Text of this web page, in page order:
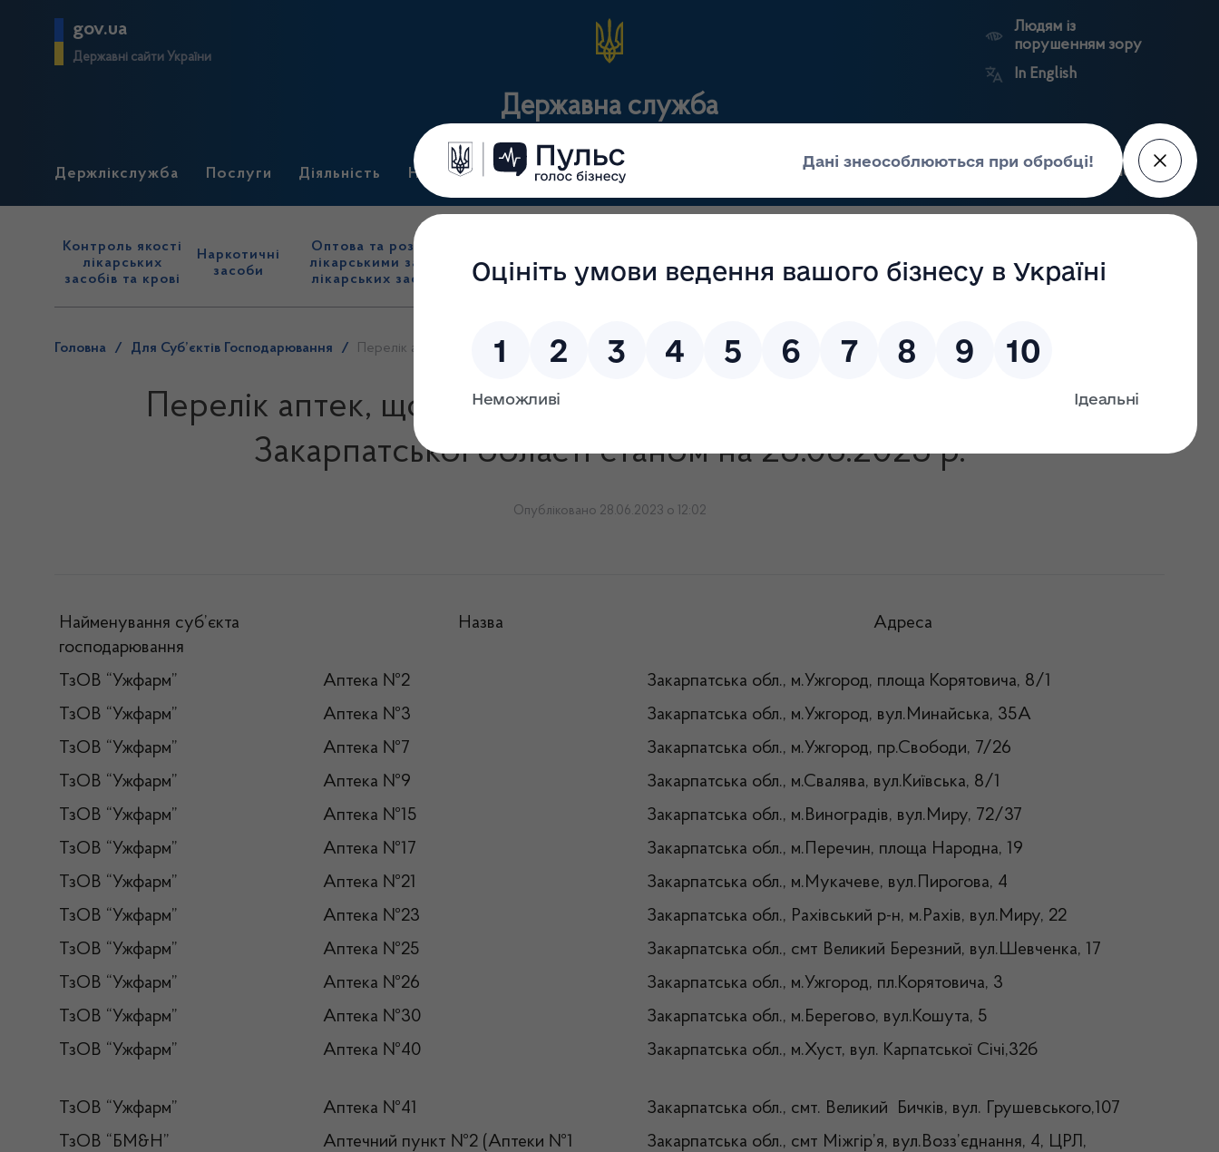
gov.ua
Державні сайти України
Державна служба
Людям із
порушенням зору
In English
Держлікслужба Послуги Діяльність Нормативні документи Для громадськості Прес-центр Пошук
Контроль якості
лікарських
засобів та крові
Наркотичні
засоби
Оптова та роздрібна торгівля
лікарськими засобами, імпорт
лікарських засобів (крім АФІ)
нагляд
(контроль)
засобів, крові та
сертифікація
нагляд
реєстри
портал
Держлікслужби
Головна / Для Суб’єктів Господарювання / Перелік аптек, що здійснюють відпуск інсуліну на території Закарпатської області станом на 28.06.2023 р.
Перелік аптек, що здійснюють відпуск інсуліну на території
Закарпатської області станом на 28.06.2023 р.
Опубліковано 28.06.2023 о 12:02
Найменування суб’єкта
господарювання
Назва Адреса
ТзОВ “Ужфарм” Аптека №2
Закарпатська обл., м.Ужгород, площа Корятовича, 8/1
ТзОВ “Ужфарм”
Аптека №3
Закарпатська обл., м.Ужгород, вул.Минайська, 35А
ТзОВ “Ужфарм”
Аптека №7
Закарпатська обл., м.Ужгород, пр.Свободи, 7/26
ТзОВ “Ужфарм”
Аптека №9
Закарпатська обл., м.Свалява, вул.Київська, 8/1
ТзОВ “Ужфарм”
Аптека №15
Закарпатська обл., м.Виноградів, вул.Миру, 72/37
ТзОВ “Ужфарм”
Аптека №17
Закарпатська обл., м.Перечин, площа Народна, 19
ТзОВ “Ужфарм”
Аптека №21
Закарпатська обл., м.Мукачеве, вул.Пирогова, 4
ТзОВ “Ужфарм”
Аптека №23
Закарпатська обл., Рахівський р-н, м.Рахів, вул.Миру, 22
ТзОВ “Ужфарм”
Аптека №25
Закарпатська обл., смт Великий Березний, вул.Шевченка, 17
ТзОВ “Ужфарм”
Аптека №26
Закарпатська обл., м.Ужгород, пл.Корятовича, 3
ТзОВ “Ужфарм”
Аптека №30
Закарпатська обл., м.Берегово, вул.Кошута, 5
ТзОВ “Ужфарм”
Аптека №40 Закарпатська обл., м.Хуст, вул. Карпатської Січі,32б
ТзОВ “Ужфарм” Аптека №41
Закарпатська обл., смт. Великий Бичків, вул. Грушевського,107
ТзОВ “БМ&Н”
Аптечний пункт №2 (Аптеки №1
Закарпатська обл., смт Міжгір’я, вул.Возз’єднання, 4, ЦРЛ,